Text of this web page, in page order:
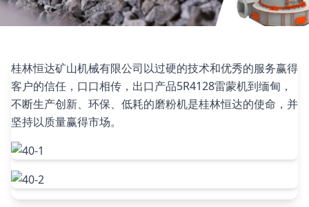
桂林恒达矿山机械有限公司以过硬的技术和优秀的服务赢得
客户的信任，口口相传，出口产品5R4128雷蒙机到缅甸，
不断生产创新、环保、低耗的磨粉机是桂林恒达的使命，并
坚持以质量赢得市场。